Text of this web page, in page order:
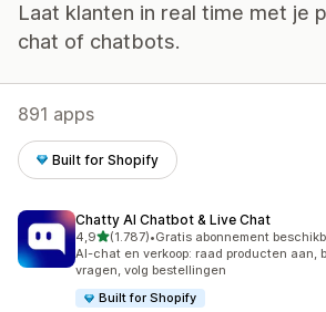
Laat klanten in real time met je
chat of chatbots.
891 apps
Built for Shopify
Chatty AI Chatbot & Live Chat
4,9van 5 sterren
(1.787)
1787 recensies in totaal
•Gratis abonnement
AI-chat en verkoop: raad producten aan,
vragen, volg bestellingen
Built for Shopify